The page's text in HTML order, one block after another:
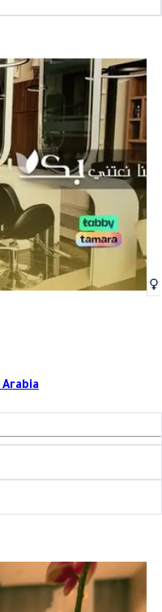
Riyadh
Arabia